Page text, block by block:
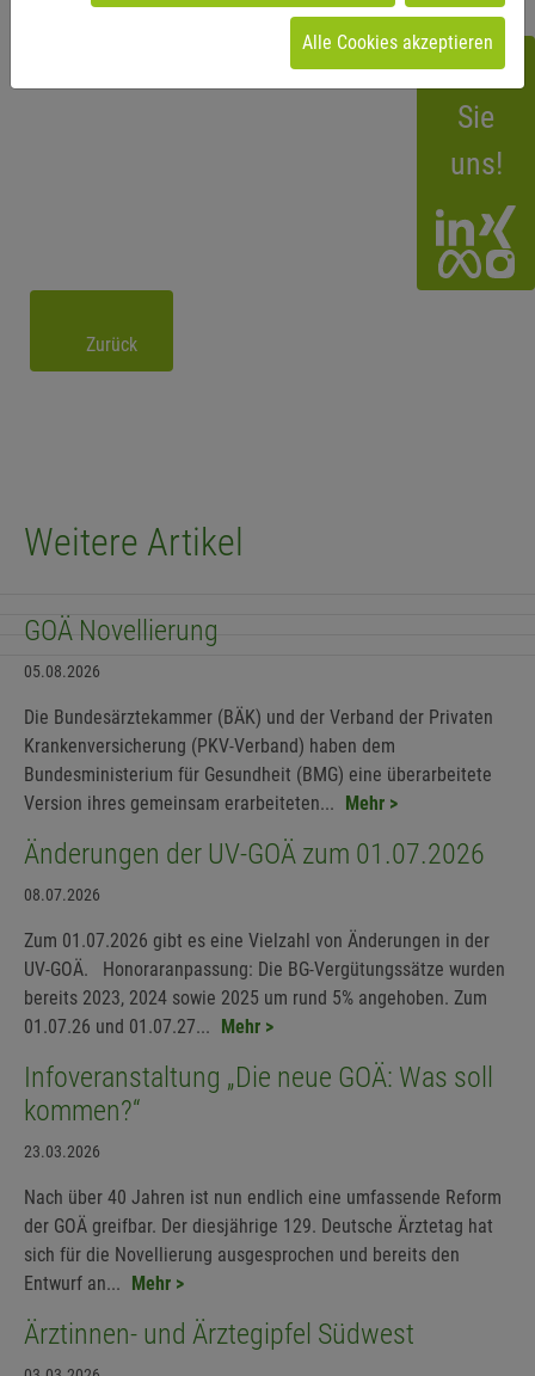
Folgen
Sie
uns!
Zurück
Weitere Artikel
GOÄ Novellierung
05.08.2026
Die Bundesärztekammer (BÄK) und der Verband der Privaten
Krankenversicherung (PKV-Verband) haben dem
Bundesministerium für Gesundheit (BMG) eine überarbeitete
Version ihres gemeinsam erarbeiteten... Mehr >
Änderungen der UV-GOÄ zum 01.07.2026
08.07.2026
Zum 01.07.2026 gibt es eine Vielzahl von Änderungen in der
UV-GOÄ. Honoraranpassung: Die BG-Vergütungssätze wurden
bereits 2023, 2024 sowie 2025 um rund 5% angehoben. Zum
01.07.26 und 01.07.27... Mehr >
Infoveranstaltung „Die neue GOÄ: Was soll
kommen?“
23.03.2026
Nach über 40 Jahren ist nun endlich eine umfassende Reform
der GOÄ greifbar. Der diesjährige 129. Deutsche Ärztetag hat
sich für die Novellierung ausgesprochen und bereits den
Entwurf an... Mehr >
Ärztinnen- und Ärztegipfel Südwest
Alle Cookies akzeptieren